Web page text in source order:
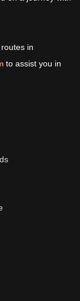
in
to assist you in